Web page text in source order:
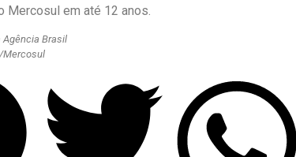
Mercosul em até 12 anos.
Agência Brasil
Mercosul